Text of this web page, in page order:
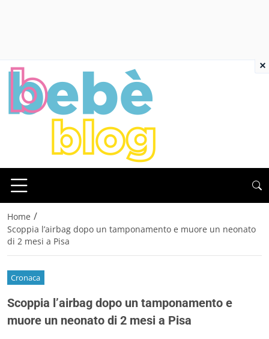
Home /
Scoppia l’airbag dopo un tamponamento e muore un neonato
di 2 mesi a Pisa
Cronaca
Scoppia l’airbag dopo un tamponamento e
muore un neonato di 2 mesi a Pisa
×